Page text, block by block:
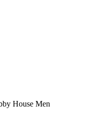
House Men